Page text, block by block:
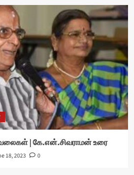
| கே.என்.சிவராமன் உரை
18, 2023 0